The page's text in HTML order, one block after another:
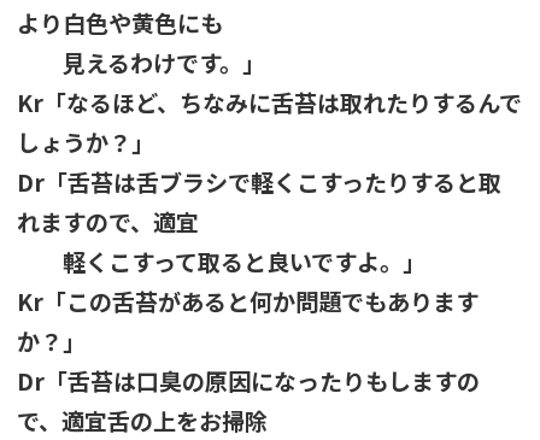
より白色や黄色にも
見えるわけです。」
Kr「なるほど、ちなみに舌苔は取れたりするんで
しょうか？」
Dr「舌苔は舌ブラシで軽くこすったりすると取
れますので、適宜
軽くこすって取ると良いですよ。」
Kr「この舌苔があると何か問題でもあります
か？」
Dr「舌苔は口臭の原因になったりもしますの
で、適宜舌の上をお掃除